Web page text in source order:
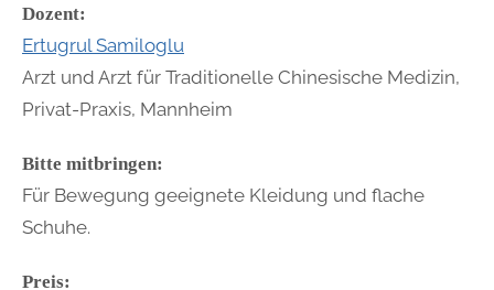
Dozent:
Ertugrul Samiloglu
Arzt und Arzt für Traditionelle Chinesische Medizin,
Privat-Praxis, Mannheim
Bitte mitbringen:
Für Bewegung geeignete Kleidung und flache
Schuhe.
Preis: